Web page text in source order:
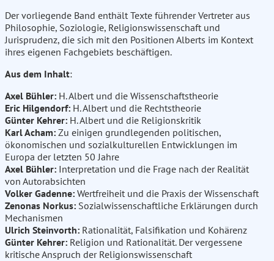
Der vorliegende Band enthält Texte führender Vertreter aus
Philosophie, Soziologie, Religionswissenschaft und
Jurisprudenz, die sich mit den Positionen Alberts im Kontext
ihres eigenen Fachgebiets beschäftigen.
Aus dem Inhalt:
Axel Bühler: H. Albert und die Wissenschaftstheorie
Eric Hilgendorf: H. Albert und die Rechtstheorie
Günter Kehrer: H. Albert und die Religionskritik
Karl Acham: Zu einigen grundlegenden politischen,
ökonomischen und sozialkulturellen Entwicklungen im
Europa der letzten 50 Jahre
Axel Bühler: Interpretation und die Frage nach der Realität
von Autorabsichten
Volker Gadenne: Wertfreiheit und die Praxis der Wissenschaft
Zenonas Norkus: Sozialwissenschaftliche Erklärungen durch
Mechanismen
Ulrich Steinvorth: Rationalität, Falsifikation und Kohärenz
Günter Kehrer: Religion und Rationalität. Der vergessene
kritische Anspruch der Religionswissenschaft